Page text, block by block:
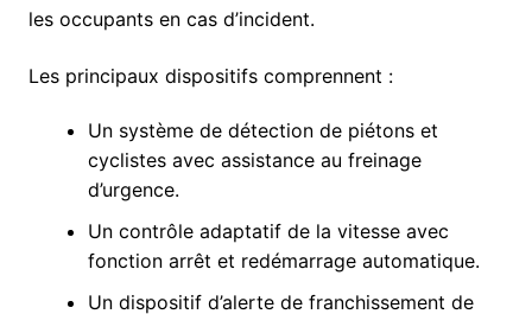
les occupants en cas d’incident.
Les principaux dispositifs comprennent :
Un système de détection de piétons et
cyclistes avec assistance au freinage
d’urgence.
Un contrôle adaptatif de la vitesse avec
fonction arrêt et redémarrage automatique.
Un dispositif d’alerte de franchissement de